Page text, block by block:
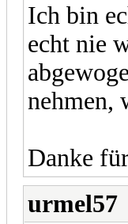
Ich bin
echt nie
nehmen,
Danke
urmel57